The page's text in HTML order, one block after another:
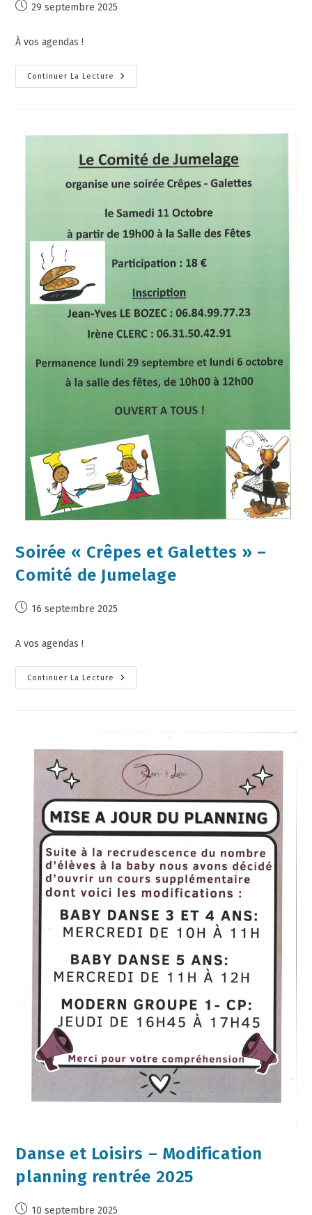
29 septembre 2025
À vos agendas !
Continuer La Lecture
Soirée « Crêpes et Galettes » –
Comité de Jumelage
16 septembre 2025
A vos agendas !
Continuer La Lecture
Danse et Loisirs – Modification
planning rentrée 2025
10 septembre 2025